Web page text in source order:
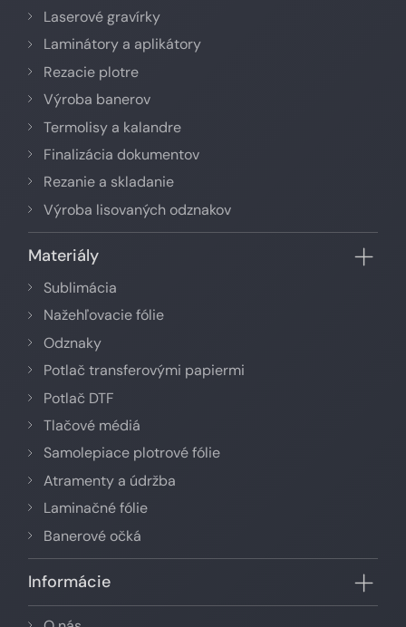
Laserové gravírky
Laminátory a aplikátory
Rezacie plotre
Výroba banerov
Termolisy a kalandre
Finalizácia dokumentov
Rezanie a skladanie
Výroba lisovaných odznakov
Materiály
Sublimácia
Nažehľovacie fólie
Odznaky
Potlač transferovými papiermi
Potlač DTF
Tlačové médiá
Samolepiace plotrové fólie
Atramenty a údržba
Laminačné fólie
Banerové očká
Informácie